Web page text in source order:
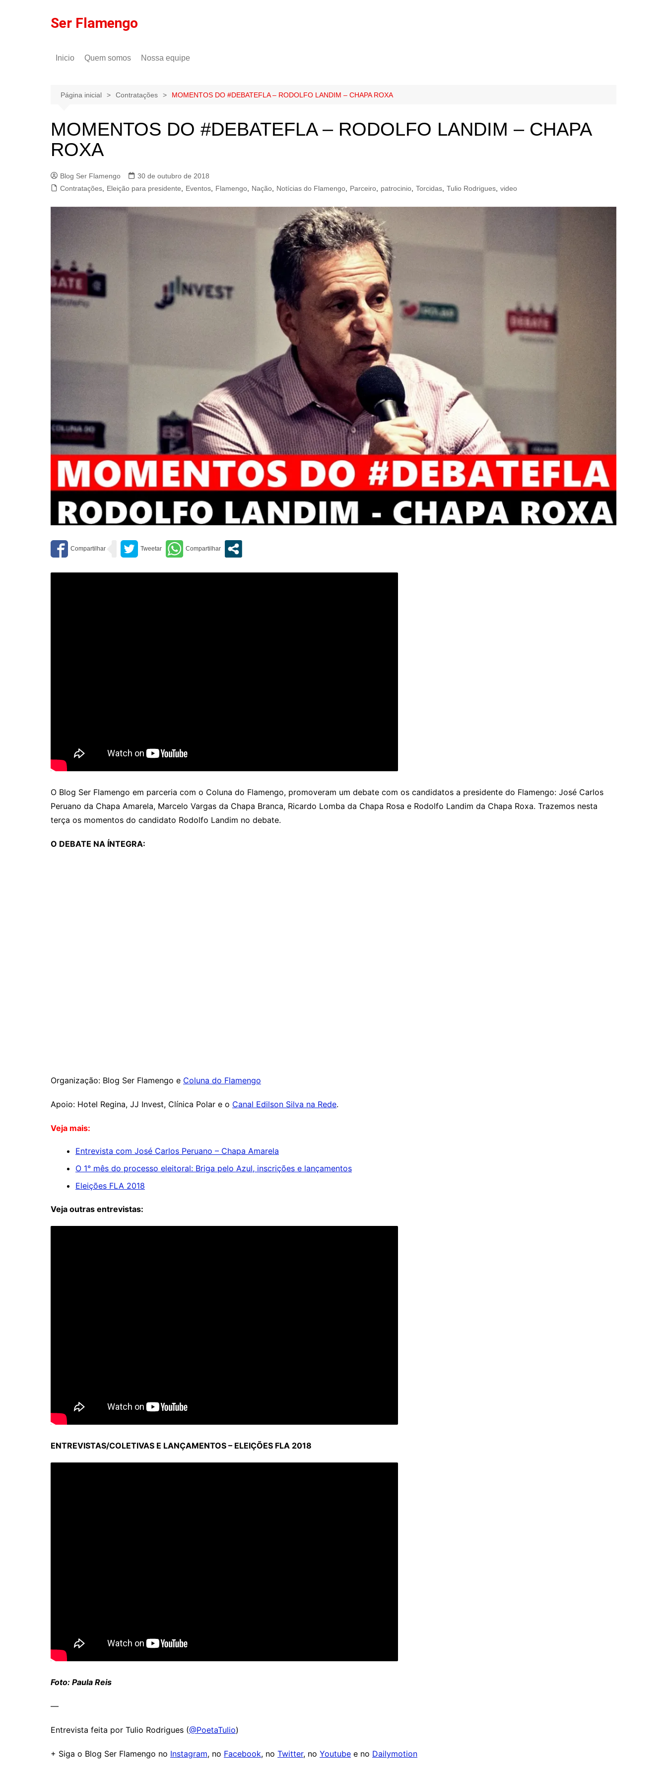
Ser Flamengo
Inicio Quem somos
Política de privacidade
Nossa equipe
Gilson Lima
Página inicial Contratações MOMENTOS DO #DEBATEFLA – RODOLFO LANDIM – CHAPA ROXA
MOMENTOS DO #DEBATEFLA – RODOLFO LANDIM – CHAPA
ROXA
Blog Ser Flamengo
30 de outubro de 2018
Contratações
Eleição para presidente Eventos Flamengo Nação Notícias do Flamengo Parceiro patrocinio Torcidas Tulio Rodrigues video
O Blog Ser Flamengo em parceria com o Coluna do Flamengo, promoveram um debate com os candidatos a presidente do Flamengo: José Carlos
Peruano da Chapa Amarela, Marcelo Vargas da Chapa Branca, Ricardo Lomba da Chapa Rosa e Rodolfo Landim da Chapa Roxa. Trazemos nesta
terça os momentos do candidato Rodolfo Landim no debate.
O DEBATE NA ÍNTEGRA:
Organização: Blog Ser Flamengo e Coluna do Flamengo
Apoio: Hotel Regina, JJ Invest, Clínica Polar e o Canal Edilson Silva na Rede.
Veja mais:
Entrevista com José Carlos Peruano – Chapa Amarela
O 1° mês do processo eleitoral: Briga pelo Azul, inscrições e lançamentos
Eleições FLA 2018
Veja outras entrevistas:
ENTREVISTAS/COLETIVAS E LANÇAMENTOS – ELEIÇÕES FLA 2018
Foto: Paula Reis
—
Entrevista feita por Tulio Rodrigues (@PoetaTulio)
+ Siga o Blog Ser Flamengo no Instagram, no Facebook, no Twitter, no Youtube e no Dailymotion